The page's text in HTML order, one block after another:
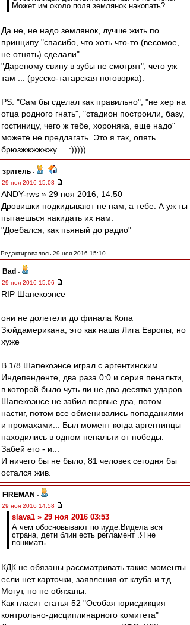
Может им около поля землянок накопать?
Да не, не надо землянок, лучше жить по
принципу "спасибо, что хоть что-то (весомое,
не отнять) сделали".
"Дареному свину в зубы не смотрят", чего уж
там ... (русско-татарская поговорка).
PS. "Сам бы сделал как правильно", "не хер на
отца родного гнать", "стадион построили, базу,
гостиницу, чего ж тебе, хороняка, еще надо"
можете не предлагать. Это я так, опять
брюзжжжжжжу ... :)))))
зpитель -
29 ноя 2016 15:08
ANDY-rws » 29 ноя 2016, 14:50
Дровишки подкидывают не нам, а тебе. А уж ты
пытаешься накидать их нам.
"Доебался, как пьяный до радио"
Редактировалось 29 ноя 2016 15:10
Bad -
29 ноя 2016 15:06
RIP Шапекоэнсе
они не долетели до финала Копа
Зюйдамерикана, это как наша Лига Европы, но
хуже
В 1/8 Шапекоэнсе играл с аргентинским
Индепенденте, два раза 0:0 и серия пенальти,
в которой было чуть ли не два десятка ударов.
Шапекоэнсе не забил первые два, потом
настиг, потом все обменивались попаданиями
и промахами... Был момент когда аргентинцы
находились в одном пенальти от победы.
Забей его - и...
И ничего бы не было, 81 человек сегодня бы
остался жив.
FIREMAN -
29 ноя 2016 14:58
slava1 » 29 ноя 2016 03:53
А чем обосновывают по иуде.Видела вся
страна, дети блин есть регламент .Я не
понимать.
КДК не обязаны рассматривать такие моменты
если нет карточки, заявления от клуба и т.д.
Могут, но не обязаны.
Как гласит статья 52 "Особая юрисдикция
контрольно-дисциплинарного комитета"